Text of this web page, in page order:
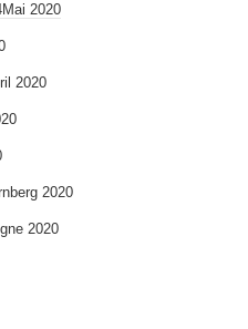
2020
2020
2020
2020